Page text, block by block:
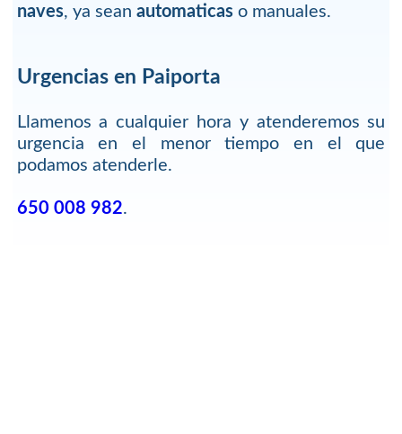
naves, ya sean automaticaso manuales.
Urgencias en Paiporta
Llamenos a cualquier hora y atenderemos su
urgencia en el menor tiempo en el que
podamos atenderle.
650 008 982.